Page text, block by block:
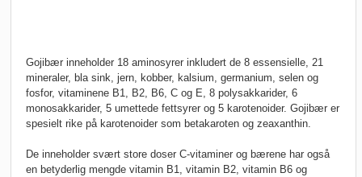
Gojibær inneholder 18 aminosyrer inkludert de 8 essensielle, 21
mineraler, bla sink, jern, kobber, kalsium, germanium, selen og
fosfor, vitaminene B1, B2, B6, C og E, 8 polysakkarider, 6
monosakkarider, 5 umettede fettsyrer og 5 karotenoider. Gojibær er
spesielt rike på karotenoider som betakaroten og zeaxanthin.
De inneholder svært store doser C-vitaminer og bærene har også
en betyderlig mengde vitamin B1, vitamin B2, vitamin B6 og